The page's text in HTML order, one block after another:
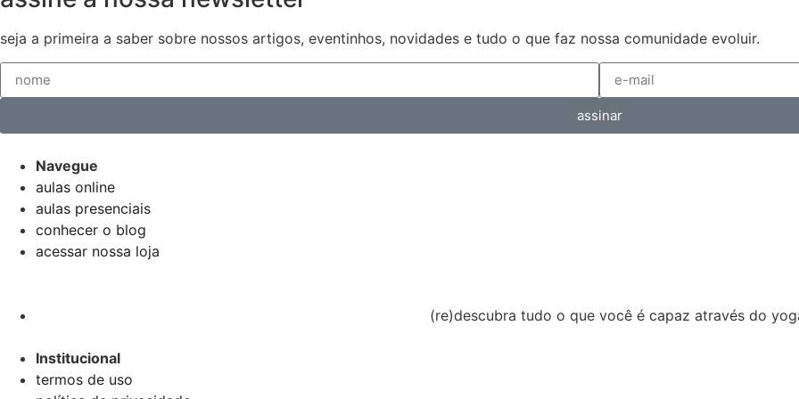
seja a primeira a saber sobre nossos artigos, eventinhos, novidades e tudo o que faz nossa comunidade evoluir.
assinar
Navegue
aulas online
aulas presenciais
conhecer o blog
acessar nossa loja
(re)descubra tudo o que você é capaz através do
Institucional
termos de uso